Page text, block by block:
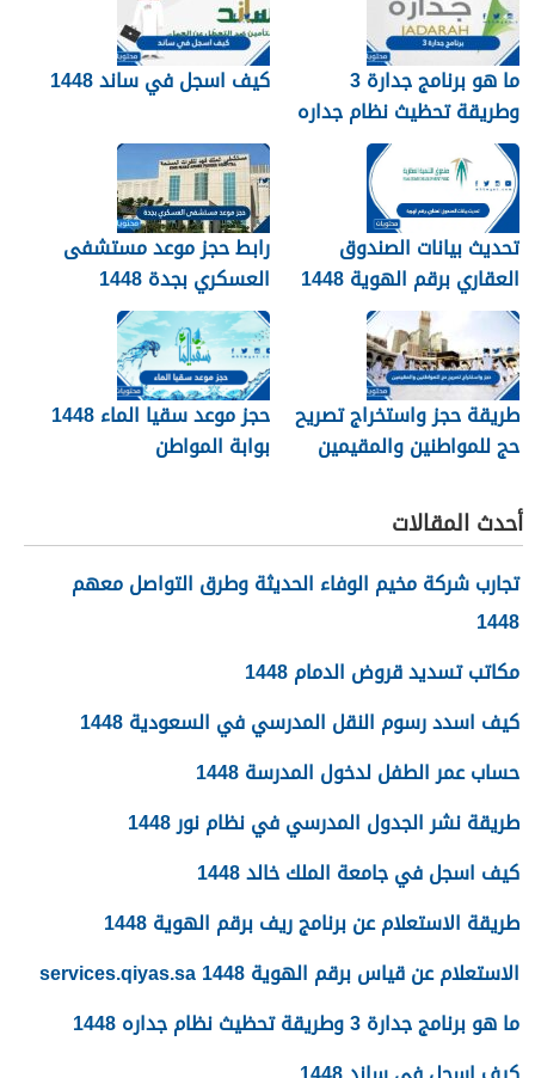
ما هو برنامج جدارة 3
وطريقة تحظيث نظام جداره
1448
كيف اسجل في ساند 1448
تحديث بيانات الصندوق
العقاري برقم الهوية 1448
الرابط والخطوات
رابط حجز موعد مستشفى
العسكري بجدة 1448
طريقة حجز واستخراج تصريح
حج للمواطنين والمقيمين
حجز موعد سقيا الماء 1448
بوابة المواطن
أحدث المقالات
تجارب شركة مخيم الوفاء الحديثة وطرق التواصل معهم
1448
مكاتب تسديد قروض الدمام 1448
كيف اسدد رسوم النقل المدرسي في السعودية 1448
حساب عمر الطفل لدخول المدرسة 1448
طريقة نشر الجدول المدرسي في نظام نور 1448
كيف اسجل في جامعة الملك خالد 1448
طريقة الاستعلام عن برنامج ريف برقم الهوية 1448
الاستعلام عن قياس برقم الهوية 1448 services.qiyas.sa
ما هو برنامج جدارة 3 وطريقة تحظيث نظام جداره 1448